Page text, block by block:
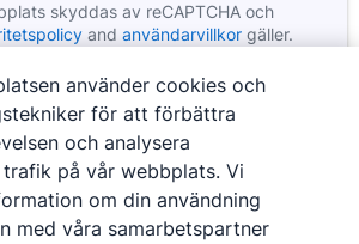
skyddas av reCAPTCHA och
Öppnas i ett nytt fönster
and Google
användarvillkorÖppnas i ett
gäller.
använder cookies och
för att förbättra
och analysera
på vår webbplats. Vi
om din användning
med våra samarbetspartner